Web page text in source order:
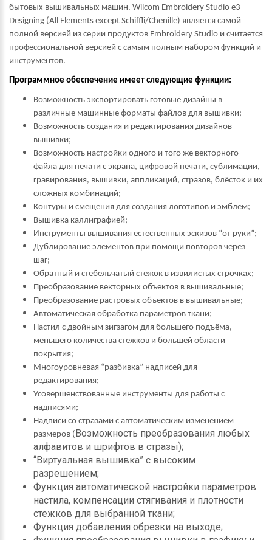
бытовых вышивальных машин. Wilcom Embroidery Studio е3
Designing (All Elements except Schiffli/Chenille) является самой
полной версией из серии продуктов Embroidery Studio и считается
профессиональной версией с самым полным набором функций и
инструментов.
Программное обеспечение имеет следующие функции:
Возможность экспортировать готовые дизайны в
различные машинные форматы файлов для вышивки;
Возможность создания и редактирования дизайнов
вышивки;
Возможность настройки одного и того же векторного
файла для печати с экрана, цифровой печати, сублимации,
гравирования, вышивки, аппликаций, стразов, блёсток и их
сложных комбинаций;
Контуры и смещения для создания логотипов и эмблем;
Вышивка каллиграфией;
Инструменты вышивания естественных эскизов “от руки”;
Дублирование элементов при помощи повторов через
шаг;
Обратный и стебельчатый стежок в извилистых строчках;
Преобразование векторных объектов в вышивальные;
Преобразование растровых объектов в вышивальные;
Автоматическая обработка параметров ткани;
Настил с двойным зигзагом для большего подъёма,
меньшего количества стежков и большей области
покрытия;
Многоуровневая “разбивка” надписей для
редактирования;
Усовершенствованные инструменты для работы с
надписями;
Надписи со стразами с автоматическим изменением
размеров ( Возможность преобразования любых
алфавитов и шрифтов в стразы);
“Виртуальная вышивка” с высоким
разрешением;
Функция автоматической настройки параметров
настила, компенсации стягивания и плотности
стежков для выбранной ткани;
Функция добавления обрезки на выходе;